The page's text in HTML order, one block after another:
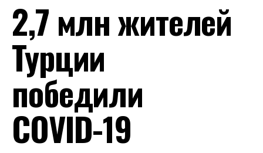
2,7 млн жителей
Турции
победили
COVID-19